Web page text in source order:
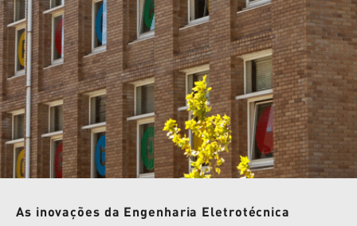
As inovações da Engenharia Eletrotécnica